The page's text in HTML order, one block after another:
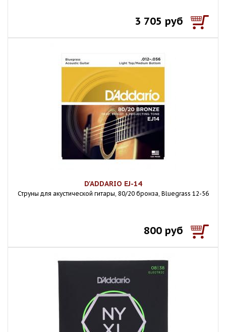
3 705 руб
D'ADDARIO EJ-14
Струны для акустической гитары, 80/20 бронза, Bluegrass 12-56
800 руб